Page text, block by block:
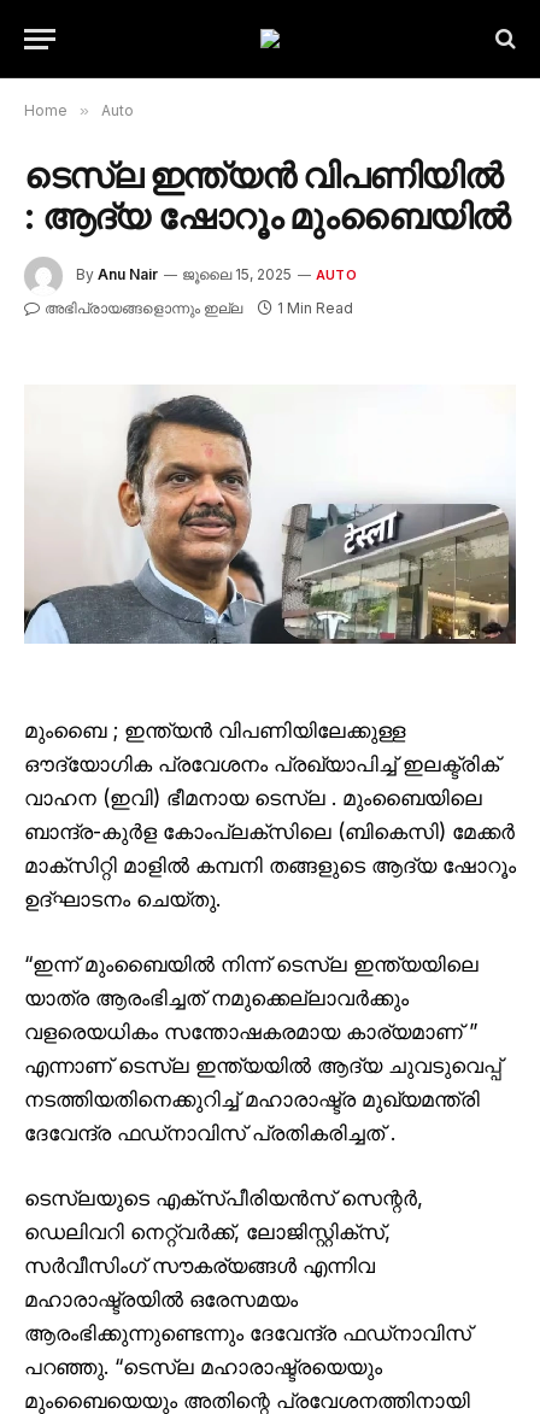
Home » Auto
ടെസ്‌ല ഇന്ത്യൻ വിപണിയിൽ
: ആദ്യ ഷോറൂം മുംബൈയിൽ
By Anu Nair ജൂലൈ 15, 2025 AUTO
അഭിപ്രായങ്ങളൊന്നും ഇല്ല 1 Min Read
മുംബൈ ; ഇന്ത്യൻ വിപണിയിലേക്കുള്ള
ഔദ്യോഗിക പ്രവേശനം പ്രഖ്യാപിച്ച് ഇലക്ട്രിക്
വാഹന (ഇവി) ഭീമനായ ടെസ്‌ല . മുംബൈയിലെ
ബാന്ദ്ര-കുർള കോംപ്ലക്സിലെ (ബികെസി) മേക്കർ
മാക്സിറ്റി മാളിൽ കമ്പനി തങ്ങളുടെ ആദ്യ ഷോറൂം
ഉദ്ഘാടനം ചെയ്തു.
“ഇന്ന് മുംബൈയിൽ നിന്ന് ടെസ്‌ല ഇന്ത്യയിലെ
യാത്ര ആരംഭിച്ചത് നമുക്കെല്ലാവർക്കും
വളരെയധികം സന്തോഷകരമായ കാര്യമാണ് ”
എന്നാണ് ടെസ്‌ല ഇന്ത്യയിൽ ആദ്യ ചുവടുവെപ്പ്
നടത്തിയതിനെക്കുറിച്ച് മഹാരാഷ്ട്ര മുഖ്യമന്ത്രി
ദേവേന്ദ്ര ഫഡ്‌നാവിസ് പ്രതികരിച്ചത് .
ടെസ്‌ലയുടെ എക്‌സ്പീരിയൻസ് സെന്റർ,
ഡെലിവറി നെറ്റ്‌വർക്ക്, ലോജിസ്റ്റിക്‌സ്,
സർവീസിംഗ് സൗകര്യങ്ങൾ എന്നിവ
മഹാരാഷ്ട്രയിൽ ഒരേസമയം
ആരംഭിക്കുന്നുണ്ടെന്നും ദേവേന്ദ്ര ഫഡ്‌നാവിസ്
പറഞ്ഞു. “ടെസ്‌ല മഹാരാഷ്ട്രയെയും
മുംബൈയെയും അതിന്റെ പ്രവേശനത്തിനായി